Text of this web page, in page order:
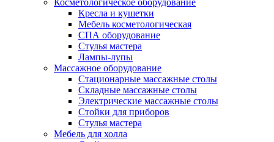
Косметологическое оборудование
Кресла и кушетки
Мебель косметологическая
СПА оборудование
Стулья мастера
Лампы-лупы
Массажное оборудование
Стационарные массажные столы
Складные массажные столы
Электрические массажные столы
Стойки для приборов
Стулья мастера
Мебель для холла